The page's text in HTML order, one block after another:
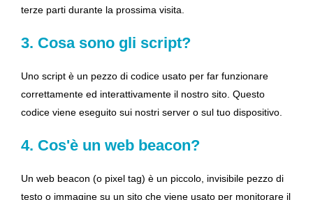
terze parti durante la prossima visita.
3. Cosa sono gli script?
Uno script è un pezzo di codice usato per far funzionare
correttamente ed interattivamente il nostro sito. Questo
codice viene eseguito sui nostri server o sul tuo dispositivo.
4. Cos'è un web beacon?
Un web beacon (o pixel tag) è un piccolo, invisibile pezzo di
testo o immagine su un sito che viene usato per monitorare il